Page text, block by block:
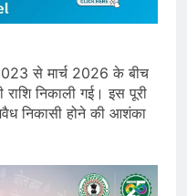
से मार्च 2026 के बीच
निकाली गई। इस पूरी
निकासी होने की आशंका